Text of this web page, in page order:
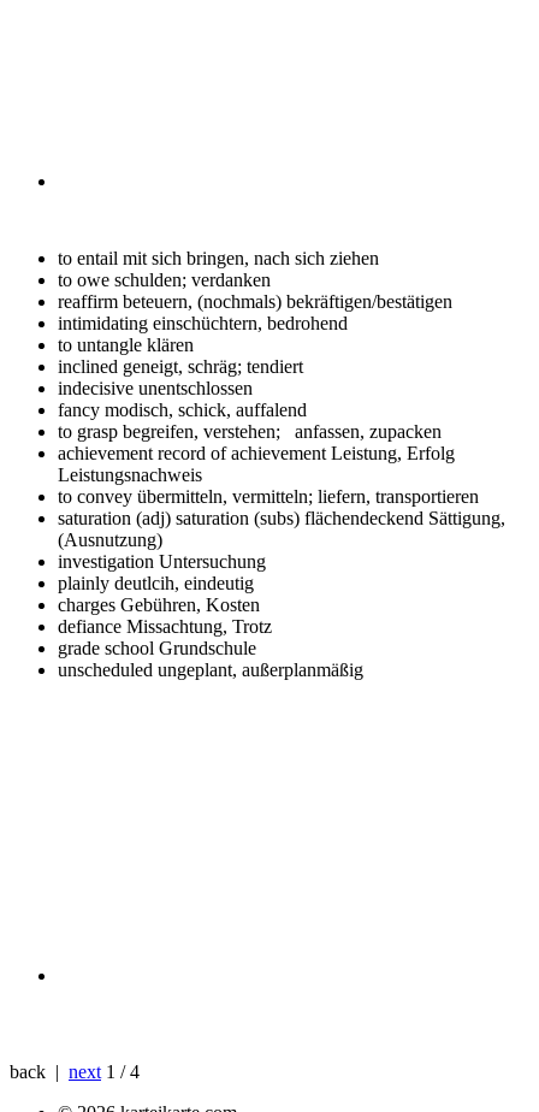
to entail mit sich bringen, nach sich ziehen
to owe schulden; verdanken
reaffirm beteuern, (nochmals) bekräftigen/bestätigen
intimidating einschüchtern, bedrohend
to untangle klären
inclined geneigt, schräg; tendiert
indecisive unentschlossen
fancy modisch, schick, auffalend
to grasp begreifen, verstehen; anfassen, zupacken
achievement record of achievement Leistung, Erfolg
Leistungsnachweis
to convey übermitteln, vermitteln; liefern, transportieren
saturation (adj) saturation (subs) flächendeckend Sättigung,
(Ausnutzung)
investigation Untersuchung
plainly deutlcih, eindeutig
charges Gebühren, Kosten
defiance Missachtung, Trotz
grade school Grundschule
unscheduled ungeplant, außerplanmäßig
back | next 1 / 4